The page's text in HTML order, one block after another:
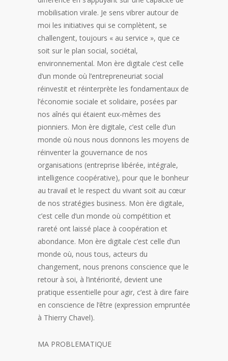
mobilisation virale. Je sens vibrer autour de
moi les initiatives qui se complètent, se
challengent, toujours « au service », que ce
soit sur le plan social, sociétal,
environnemental. Mon ère digitale c’est celle
d’un monde où l’entrepreneuriat social
réinvestit et réinterprète les fondamentaux de
l’économie sociale et solidaire, posées par
nos aînés qui étaient eux-mêmes des
pionniers. Mon ère digitale, c’est celle d’un
monde où nous nous donnons les moyens de
réinventer la gouvernance de nos
organisations (entreprise libérée, intégrale,
intelligence coopérative), pour que le bonheur
au travail et le respect du vivant soit au cœur
de nos stratégies business. Mon ère digitale,
c’est celle d’un monde où compétition et
rareté ont laissé place à coopération et
abondance. Mon ère digitale c’est celle d’un
monde où, nous tous, acteurs du
changement, nous prenons conscience que le
retour à soi, à l’intériorité, devient une
pratique essentielle pour agir, c’est à dire faire
en conscience de l’être (expression empruntée
à Thierry Chavel).
MA PROBLEMATIQUE